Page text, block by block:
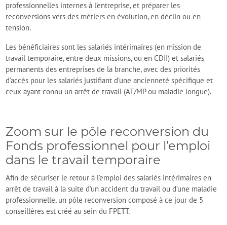
professionnelles internes à l’entreprise, et préparer les
reconversions vers des métiers en évolution, en déclin ou en
tension.
Les bénéficiaires sont les salariés intérimaires (en mission de
travail temporaire, entre deux missions, ou en CDII) et salariés
permanents des entreprises de la branche, avec des priorités
d’accès pour les salariés justifiant d’une ancienneté spécifique et
ceux ayant connu un arrêt de travail (AT/MP ou maladie longue).
Zoom sur le pôle reconversion du
Fonds professionnel pour l’emploi
dans le travail temporaire
Afin de sécuriser le retour à l’emploi des salariés intérimaires en
arrêt de travail à la suite d’un accident du travail ou d’une maladie
professionnelle, un pôle reconversion composé à ce jour de 5
conseillères est créé au sein du FPETT.